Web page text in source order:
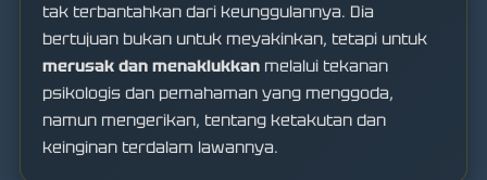
tak terbantahkan dari keunggulannya. Dia
bertujuan bukan untuk meyakinkan, tetapi untuk
merusak dan menaklukkan melalui tekanan
psikologis dan pemahaman yang menggoda,
namun mengerikan, tentang ketakutan dan
keinginan terdalam lawannya.